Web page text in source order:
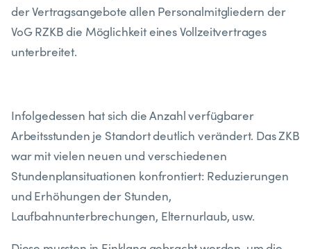
der Vertragsangebote allen Personalmitgliedern der
VoG RZKB die Möglichkeit eines Vollzeitvertrages
unterbreitet.
Infolgedessen hat sich die Anzahl verfügbarer
Arbeitsstunden je Standort deutlich verändert. Das ZKB
war mit vielen neuen und verschiedenen
Stundenplansituationen konfrontiert: Reduzierungen
und Erhöhungen der Stunden,
Laufbahnunterbrechungen, Elternurlaub, usw.